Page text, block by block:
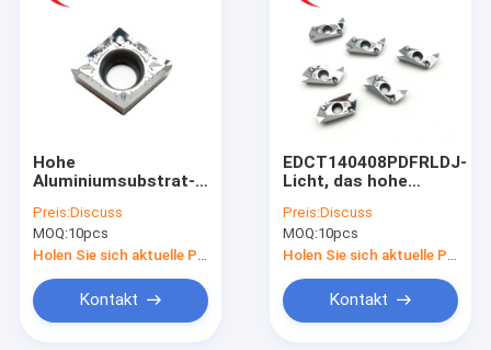
Hohe
Aluminiumsubstrat-
des Endeccgt09t304-
ak für Aluminium
Preis:Discuss
MOQ:10pcs
Kontakt
EDCT140408PDFRLDJ-
Licht, das hohe
Hartmetalleinsätze
für Aluminium
verarbeitet
Preis:Discuss
MOQ:10pcs
Kontakt